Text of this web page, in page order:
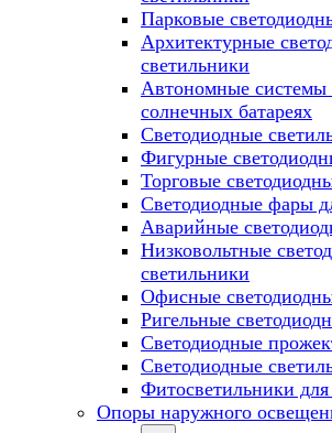
Парковые
Архитектурные
светильники
Автономные системы
солнечных батареях
Светодиодные
Фигурные
Торговые
Cветодиодные фары
Аварийные
Низковольтные
светильники
Офисные
Ригельные
Светодиодные
Светодиодные
Фитосветильники для
Опоры наружного